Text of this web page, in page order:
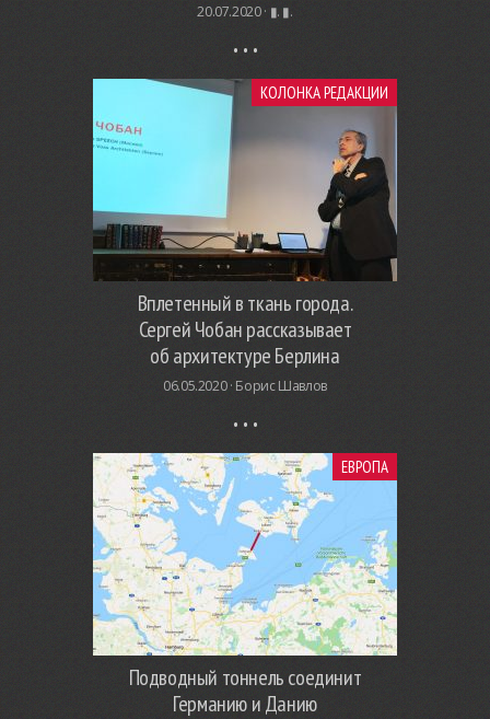
20.07.2020 · ▮. ▮.
КОЛОНКА РЕДАКЦИИ
Вплетенный в ткань города.
Сергей Чобан рассказывает
об архитектуре Берлина
06.05.2020 · Борис Шавлов
ЕВРОПА
Подводный тоннель соединит
Германию и Данию